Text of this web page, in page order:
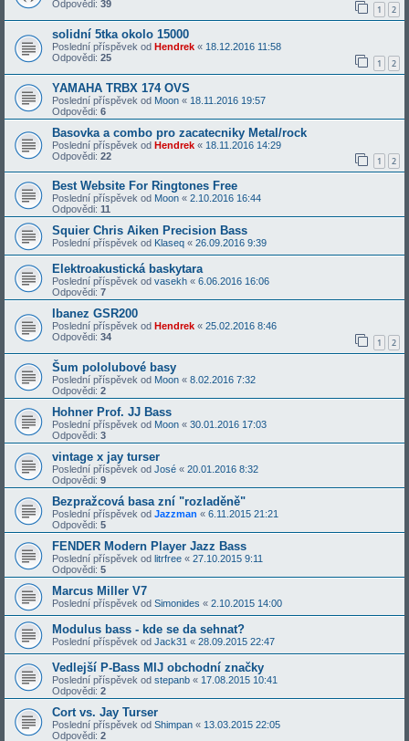
Odpovědi: 39 1 2
solidní 5tka okolo 15000
Poslední příspěvek od Hendrek « 18.12.2016 11:58
Odpovědi: 25 1 2
YAMAHA TRBX 174 OVS
Poslední příspěvek od Moon « 18.11.2016 19:57
Odpovědi: 6
Basovka a combo pro zacatecniky Metal/rock
Poslední příspěvek od Hendrek « 18.11.2016 14:29
Odpovědi: 22 1 2
Best Website For Ringtones Free
Poslední příspěvek od Moon « 2.10.2016 16:44
Odpovědi: 11
Squier Chris Aiken Precision Bass
Poslední příspěvek od Klaseq « 26.09.2016 9:39
Elektroakustická baskytara
Poslední příspěvek od vasekh « 6.06.2016 16:06
Odpovědi: 7
Ibanez GSR200
Poslední příspěvek od Hendrek « 25.02.2016 8:46
Odpovědi: 34 1 2
Šum pololubové basy
Poslední příspěvek od Moon « 8.02.2016 7:32
Odpovědi: 2
Hohner Prof. JJ Bass
Poslední příspěvek od Moon « 30.01.2016 17:03
Odpovědi: 3
vintage x jay turser
Poslední příspěvek od José « 20.01.2016 8:32
Odpovědi: 9
Bezpražcová basa zní "rozladěně"
Poslední příspěvek od Jazzman « 6.11.2015 21:21
Odpovědi: 5
FENDER Modern Player Jazz Bass
Poslední příspěvek od litrfree « 27.10.2015 9:11
Odpovědi: 5
Marcus Miller V7
Poslední příspěvek od Simonides « 2.10.2015 14:00
Modulus bass - kde se da sehnat?
Poslední příspěvek od Jack31 « 28.09.2015 22:47
Vedlejší P-Bass MIJ obchodní značky
Poslední příspěvek od stepanb « 17.08.2015 10:41
Odpovědi: 2
Cort vs. Jay Turser
Poslední příspěvek od Shimpan « 13.03.2015 22:05
Odpovědi: 2